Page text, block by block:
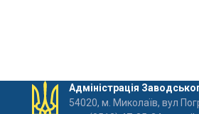
Адміністрація
54020, м. Миколаїв, вул